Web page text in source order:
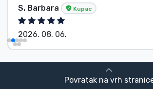
S. Barbara Kupac
2026. 08. 06.
Povratak na vrh